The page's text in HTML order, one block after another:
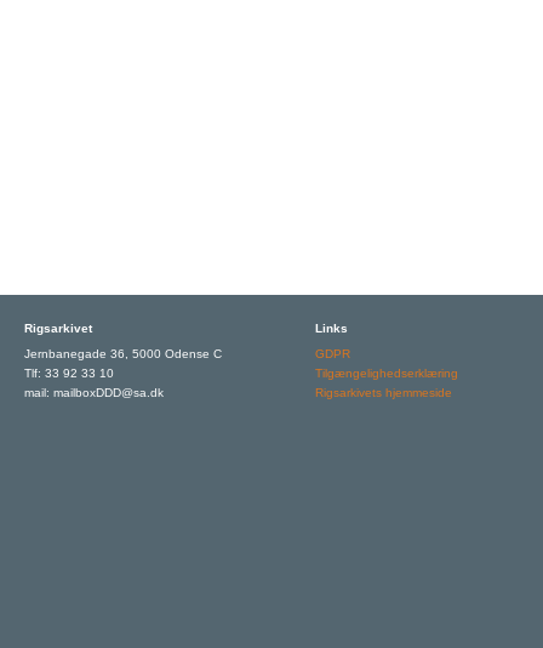
Rigsarkivet
Jernbanegade 36, 5000 Odense C
Tlf: 33 92 33 10
mail: mailboxDDD@sa.dk
Links
GDPR
Tilgængelighedserklæring
Rigsarkivets hjemmeside